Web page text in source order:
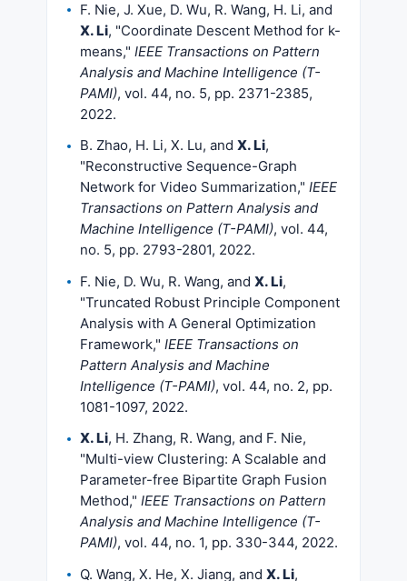
F. Nie, J. Xue, D. Wu, R. Wang, H. Li, and
X. Li, "Coordinate Descent Method for k-
means," IEEE Transactions on Pattern
Analysis and Machine Intelligence (T-
PAMI), vol. 44, no. 5, pp. 2371-2385,
2022.
B. Zhao, H. Li, X. Lu, and X. Li,
"Reconstructive Sequence-Graph
Network for Video Summarization," IEEE
Transactions on Pattern Analysis and
Machine Intelligence (T-PAMI), vol. 44,
no. 5, pp. 2793-2801, 2022.
F. Nie, D. Wu, R. Wang, and X. Li,
"Truncated Robust Principle Component
Analysis with A General Optimization
Framework," IEEE Transactions on
Pattern Analysis and Machine
Intelligence (T-PAMI), vol. 44, no. 2, pp.
1081-1097, 2022.
X. Li, H. Zhang, R. Wang, and F. Nie,
"Multi-view Clustering: A Scalable and
Parameter-free Bipartite Graph Fusion
Method," IEEE Transactions on Pattern
Analysis and Machine Intelligence (T-
PAMI), vol. 44, no. 1, pp. 330-344, 2022.
Q. Wang, X. He, X. Jiang, and X. Li,